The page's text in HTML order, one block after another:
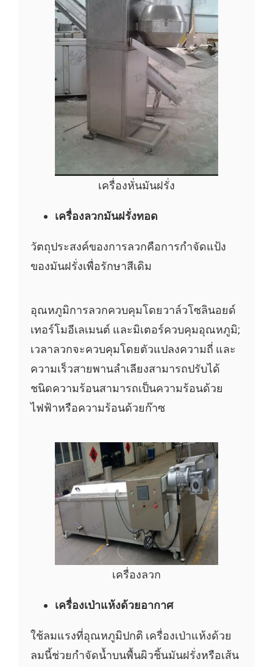
เครื่องหั่นมันฝรั่ง
เครื่องลวกมันฝรั่งทอด
วัตถุประสงค์ของการลวกคือการกำจัดแป้ง
ของมันฝรั่งเพื่อรักษาสีเดิม
อุณหภูมิการลวกควบคุมโดยวาล์วโซลินอยด์
เทอร์โมอีเลเมนต์ และมิเตอร์ควบคุมอุณหภูมิ;
เวลาลวกจะควบคุมโดยตัวแปลงความถี่ และ
ความเร็วสายพานลำเลียงสามารถปรับได้
ชนิดความร้อนสามารถเป็นความร้อนด้วย
ไฟฟ้าหรือความร้อนด้วยก๊าซ
เครื่องลวก
เครื่องเป่าแห้งด้วยอากาศ
ใช้ลมแรงที่อุณหภูมิปกติ เครื่องเป่าแห้งด้วย
ลมนี้ช่วยกำจัดน้ำบนพื้นผิวชิ้นมันฝรั่งหรือเส้น